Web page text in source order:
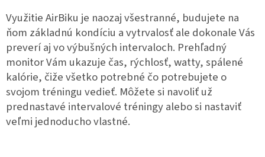
Využitie AirBiku je naozaj všestranné, budujete na
ňom základnú kondíciu a vytrvalosť ale dokonale Vás
preverí aj vo výbušných intervaloch. Prehľadný
monitor Vám ukazuje čas, rýchlosť, watty, spálené
kalórie, čiže všetko potrebné čo potrebujete o
svojom tréningu vedieť. Môžete si navoliť už
prednastavé intervalové tréningy alebo si nastaviť
veľmi jednoducho vlastné.